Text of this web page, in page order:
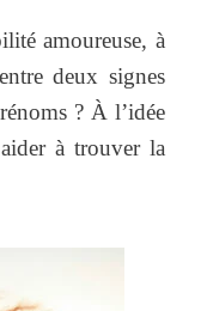
amoureuse, à
deux signes
? À l’idée
à trouver la